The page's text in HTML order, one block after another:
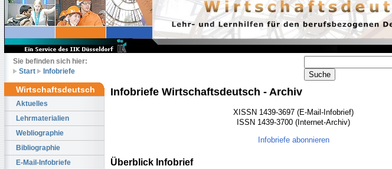
Sie befinden sich hier:
Start
Infobriefe
Wirtschaftsdeutsch
Aktuelles
Lehrmaterialien
Webliographie
Bibliographie
E-Mail-Infobriefe
Infobriefe Wirtschaftsdeutsch - Archiv
XISSN 1439-3697 (E-Mail-Infobrief)
ISSN 1439-3700 (Internet-Archiv)
Infobriefe abonnieren
Überblick Infobrief